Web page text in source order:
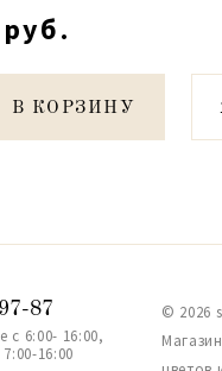
В КОРЗИНУ
87
с 6:00- 16:00,
16:00
© 2026